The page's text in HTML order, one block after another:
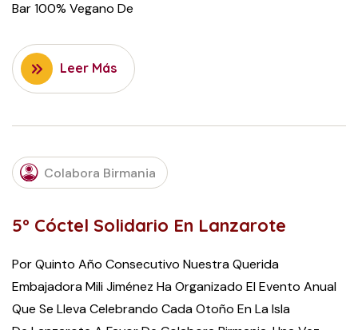
Bar 100% Vegano De
Leer Más
NOVEMBER
17, 2015
Colabora Birmania
5º Cóctel Solidario En Lanzarote
Por Quinto Año Consecutivo Nuestra Querida
Embajadora Mili Jiménez Ha Organizado El Evento Anual
Que Se Lleva Celebrando Cada Otoño En La Isla